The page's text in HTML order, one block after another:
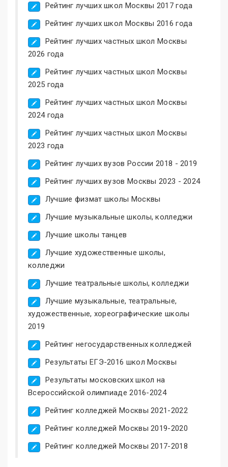
Рейтинг лучших школ Москвы 2017 года
Рейтинг лучших школ Москвы 2016 года
Рейтинг лучших частных школ Москвы
2026 года
Рейтинг лучших частных школ Москвы
2025 года
Рейтинг лучших частных школ Москвы
2024 года
Рейтинг лучших частных школ Москвы
2023 года
Рейтинг лучших вузов России 2018 - 2019
Рейтинг лучших вузов Москвы 2023 - 2024
Лучшие физмат школы Москвы
Лучшие музыкальные школы, колледжи
Лучшие школы танцев
Лучшие художественные школы,
колледжи
Лучшие театральные школы, колледжи
Лучшие музыкальные, театральные,
художественные, хореографические школы
2019
Рейтинг негосударственных колледжей
Результаты ЕГЭ-2016 школ Москвы
Результаты московских школ на
Всероссийской олимпиаде 2016-2024
Рейтинг колледжей Москвы 2021-2022
Рейтинг колледжей Москвы 2019-2020
Рейтинг колледжей Москвы 2017-2018